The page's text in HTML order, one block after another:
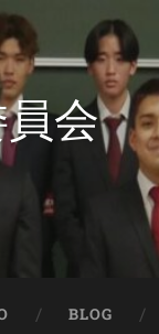
会
BLOG